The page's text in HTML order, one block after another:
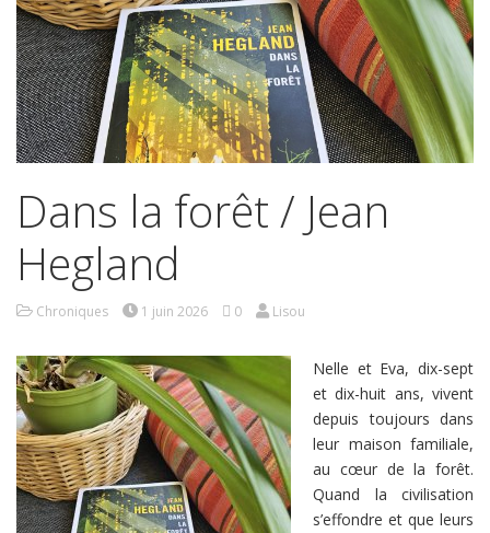
Dans la forêt / Jean
Hegland
Chroniques 1 juin 2026 0 Lisou
Nelle et Eva, dix-sept
et dix-huit ans, vivent
depuis toujours dans
leur maison familiale,
au cœur de la forêt.
Quand la civilisation
s’effondre et que leurs